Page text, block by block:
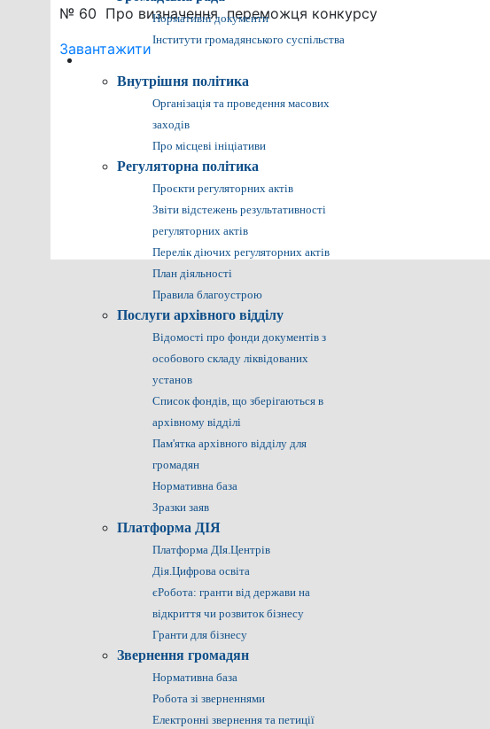
Нормативні документи
Інститути громадянського суспільства
Внутрішня політика
Організація та проведення масових
заходів
Про місцеві ініціативи
Регуляторна політика
Проєкти регуляторних актів
Звіти відстежень результативності
регуляторних актів
Перелік діючих регуляторних актів
План діяльності
Правила благоустрою
Послуги архівного відділу
Відомості про фонди документів з
особового складу ліквідованих
установ
Список фондів, що зберігаються в
архівному відділі
Пам'ятка архівного відділу для
громадян
Нормативна база
Зразки заяв
Платформа ДІЯ
Платформа ДІя.Центрів
Дія.Цифрова освіта
єРобота: гранти від держави на
відкриття чи розвиток бізнесу
Гранти для бізнесу
Звернення громадян
Нормативна база
Робота зі зверненнями
Електронні звернення та петиції
№ 60 Про визначення переможця конкурсу
Завантажити